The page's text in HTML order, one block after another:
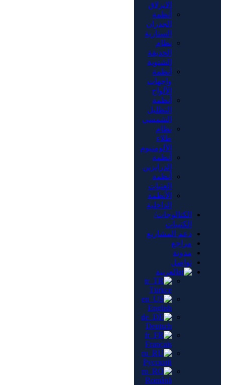
الانزلاق
أنظمة
الجدران
الستارية
نظام
الحديقة
الشتوية
أنظمة
واجهات
الألواح
أنظمة
التظليل
الشمسي
نظام
طلاء
الألومنيوم
أنظمة
الدرابزين
أنظمة
العتبات
الأنظمة
الداخلية
الكتالوجات/
الكتيبات
دعم المشاريع
مراجع
مدونة
تواصل
العربية
Türkçe
English
Deutsch
Français
Русский
Română